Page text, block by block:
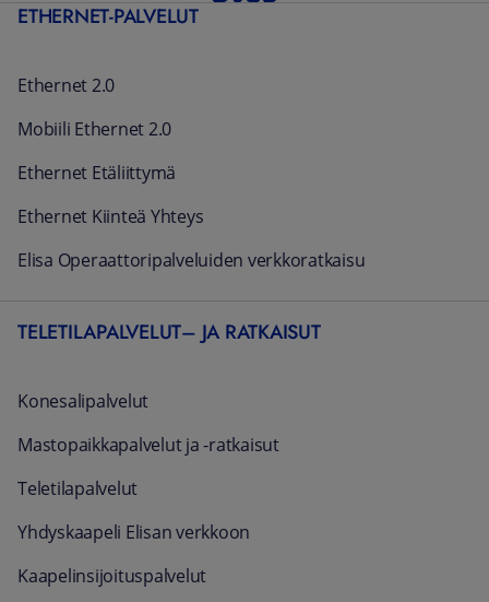
ETHERNET-PALVELUT
Ethernet 2.0
Mobiili Ethernet 2.0
Ethernet Etäliittymä
Ethernet Kiinteä Yhteys
Elisa Operaattoripalveluiden verkkoratkaisu
TELETILAPALVELUT– JA RATKAISUT
Konesalipalvelut
Mastopaikkapalvelut ja -ratkaisut
Teletilapalvelut
Yhdyskaapeli Elisan verkkoon
Kaapelinsijoituspalvelut